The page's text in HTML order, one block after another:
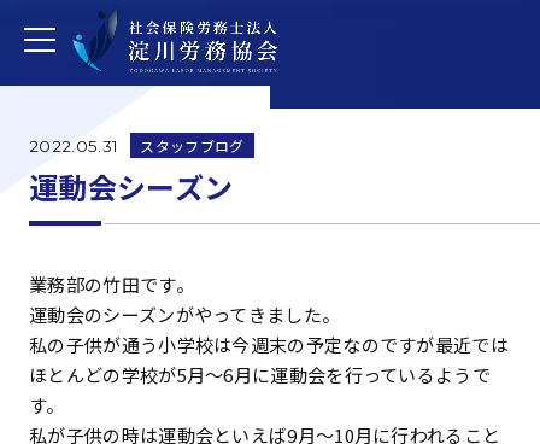
2022.05.31 スタッフブログ
運動会シーズン
業務部の竹田です。
運動会のシーズンがやってきました。
私の子供が通う小学校は今週末の予定なのですが最近では
ほとんどの学校が5月～6月に運動会を行っているようで
す。
私が子供の時は運動会といえば9月～10月に行われること